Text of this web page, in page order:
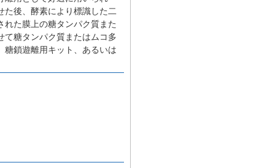
後、酵素により標識した二
た膜上の糖タンパク質また
て糖タンパク質またはムコ多
糖鎖遊離用キット、あるいは